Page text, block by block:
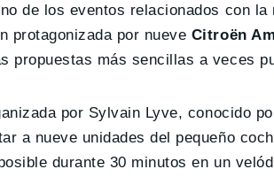
de los eventos relacionados con
protagonizada por nueve Citroën
propuestas más sencillas a veces
por Sylvain Lyve, conocido
a nueve unidades del pequeño
durante 30 minutos en un